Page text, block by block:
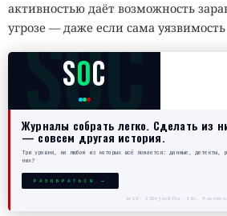
активностью даёт возможность
угрозе — даже если сама
SOC
SOC
Журналы собрать легко. Сделать из
— совсем другая история.
Три уровня, на любом из которых всё ломается: данные, детекты,
них?
РАЗОБРАТЬСЯ →
erid: 2SDnjecN7Gw. 18+.